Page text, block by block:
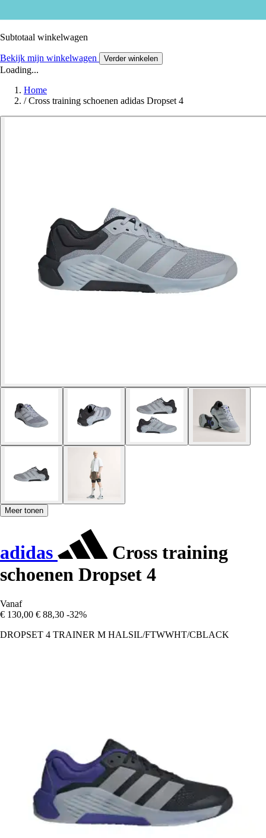
Subtotaal winkelwagen
Bekijk mijn winkelwagen Verder winkelen
Loading...
Home
/ Cross training schoenen adidas Dropset 4
Meer tonen
adidas
Cross training
schoenen Dropset 4
Vanaf
€ 130,00 € 88,30 -32%
DROPSET 4 TRAINER M HALSIL/FTWWHT/CBLACK